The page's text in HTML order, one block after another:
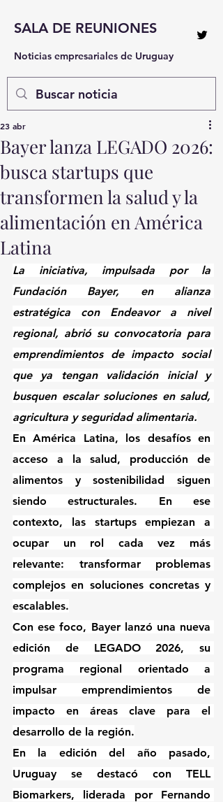
SALA DE REUNIONES
Noticias empresariales de Uruguay
Bayer lanza LEGADO 2026:
busca startups que
transformen la salud y la
alimentación en América
Latina
23 abr
La iniciativa, impulsada por la
Fundación Bayer, en alianza
estratégica con Endeavor a nivel
regional, abrió su convocatoria para
emprendimientos de impacto social
que ya tengan validación inicial y
busquen escalar soluciones en salud,
agricultura y seguridad alimentaria.
En América Latina, los desafíos en
acceso a la salud, producción de
alimentos y sostenibilidad siguen
siendo estructurales. En ese
contexto, las startups empiezan a
ocupar un rol cada vez más
relevante: transformar problemas
complejos en soluciones concretas y
escalables.
Con ese foco, Bayer lanzó una nueva
edición de LEGADO 2026, su
programa regional orientado a
impulsar emprendimientos de
impacto en áreas clave para el
desarrollo de la región.
En la edición del año pasado,
Uruguay se destacó con TELL
Biomarkers, liderada por Fernando